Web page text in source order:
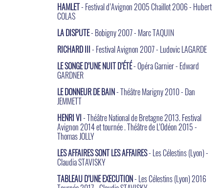
HAMLET- Festival d’Avignon 2005 Chaillot 2006 - Hubert
COLAS
LA DISPUTE- Bobigny 2007 - Marc TAQUIN
RICHARD III- Festival Avignon 2007 - Ludovic LAGARDE
LE SONGE D’UNE NUIT D’ÉTÉ- Opéra Garnier - Edward
GARDNER
LE DONNEUR DE BAIN- Théâtre Marigny 2010 - Dan
JEMMETT
HENRI VI- Théâtre National de Bretagne 2013. Festival
Avignon 2014 et tournée . Théâtre de L’Odéon 2015 -
Thomas JOLLY
LES AFFAIRES SONT LES AFFAIRES- Les Célestins (Lyon) -
Claudia STAVISKY
TABLEAU D’UNE EXECUTION- Les Célestins (Lyon) 2016